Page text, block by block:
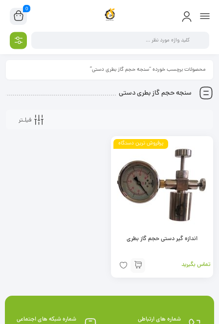
0
محصولات برچسب خورده “سنجه حجم گاز بطری دستی”
سنجه حجم گاز بطری دستی
فیلـتر
پرفروش ترین دستگاه
اندازه گیر دستی حجم گاز بطری
تماس بگیرید
شماره های ارتباطی
شماره شبکه های اجتماعی